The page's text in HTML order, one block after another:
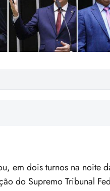
em dois turnos na noite
do Supremo Tribunal